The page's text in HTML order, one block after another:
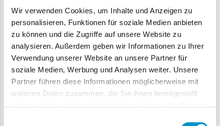
Wir verwenden Cookies, um Inhalte und Anzeigen zu
personalisieren, Funktionen für soziale Medien anbieten
zu können und die Zugriffe auf unsere Website zu
analysieren. Außerdem geben wir Informationen zu Ihrer
Verwendung unserer Website an unsere Partner für
soziale Medien, Werbung und Analysen weiter. Unsere
Partner führen diese Informationen möglicherweise mit
weiteren Daten zusammen, die Sie ihnen bereitgestellt
Mietercheck-Paket 100